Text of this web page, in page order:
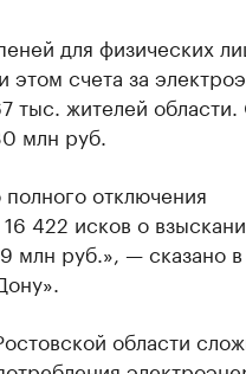
для физических
счета за
тыс. жителей
млн руб.
отключения
422 исков о
млн руб.», — сказано в
области